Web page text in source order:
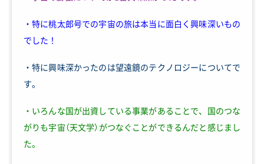
・特に桃太郎号での宇宙の旅は本当に面白く興味深いもの
でした！
・特に興味深かったのは望遠鏡のテクノロジーについてで
す。
・いろんな国が出資している事業があることで、国のつな
がりも宇宙（天文学）がつなぐことができるんだと感じまし
た。